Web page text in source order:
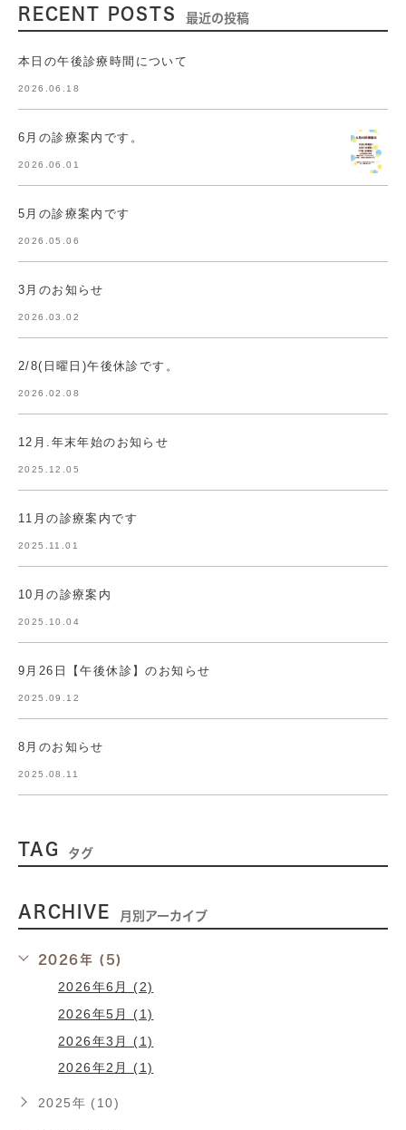
RECENT POSTS 最近の投稿
本日の午後診療時間について
2026.06.18
6月の診療案内です。
2026.06.01
5月の診療案内です
2026.05.06
3月のお知らせ
2026.03.02
2/8(日曜日)午後休診です。
2026.02.08
12月.年末年始のお知らせ
2025.12.05
11月の診療案内です
2025.11.01
10月の診療案内
2025.10.04
9月26日【午後休診】のお知らせ
2025.09.12
8月のお知らせ
2025.08.11
TAG タグ
ARCHIVE 月別アーカイブ
2026年 (5)
2026年6月 (2)
2026年5月 (1)
2026年3月 (1)
2026年2月 (1)
2025年 (10)